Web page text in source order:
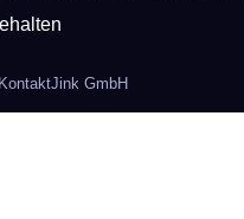
KontaktJink GmbH